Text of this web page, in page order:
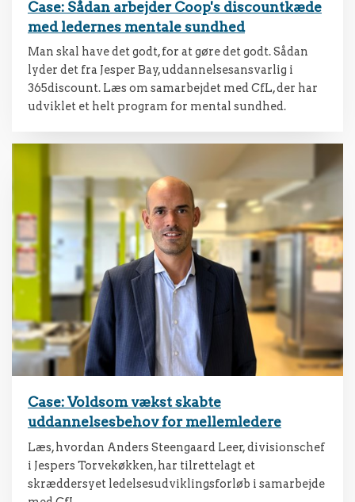
Case: Sådan arbejder Coop's discountkæde
med ledernes mentale sundhed
Man skal have det godt, for at gøre det godt. Sådan
lyder det fra Jesper Bay, uddannelsesansvarlig i
365discount. Læs om samarbejdet med CfL, der har
udviklet et helt program for mental sundhed.
Case: Voldsom vækst skabte
uddannelsesbehov for mellemledere
Læs, hvordan Anders Steengaard Leer, divisionschef
i Jespers Torvekøkken, har tilrettelagt et
skræddersyet ledelsesudviklingsforløb i samarbejde